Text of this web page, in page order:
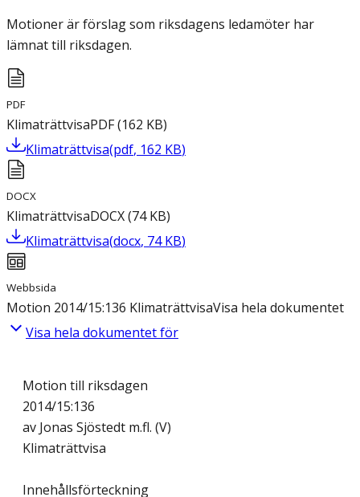
Motioner är förslag som riksdagens ledamöter har
lämnat till riksdagen.
PDF
KlimaträttvisaPDF(162 KB)
Klimaträttvisa(pdf, 162 KB)
DOCX
KlimaträttvisaDOCX(74 KB)
Klimaträttvisa(docx, 74 KB)
Webbsida
Motion 2014/15:136 KlimaträttvisaVisa hela dokumentet
Visa hela dokumentet för
Motion till riksdagen
2014/15:136
av Jonas Sjöstedt m.fl. (V)
Klimaträttvisa
Innehållsförteckning